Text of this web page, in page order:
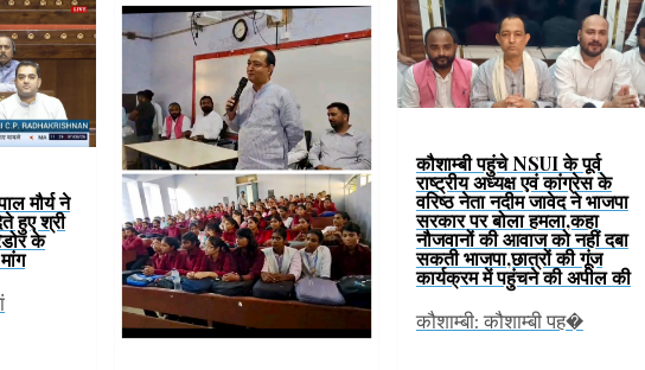
मौर्य ने
हुए श्री
के
कौशाम्बी पहुंचे NSUI के पूर्व
राष्ट्रीय अध्यक्ष एवं कांग्रेस के
वरिष्ठ नेता नदीम जावेद ने भाजपा
सरकार पर बोला हमला,कहा
नौजवानों की आवाज को नहीं दबा
सकती भाजपा,छात्रों की गूंज
कार्यक्रम में पहुंचने की अपील की
कौशाम्बी: कौशाम्बी पह�